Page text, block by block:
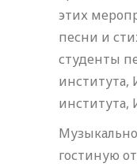
этих
песни и
студенты
гостиную